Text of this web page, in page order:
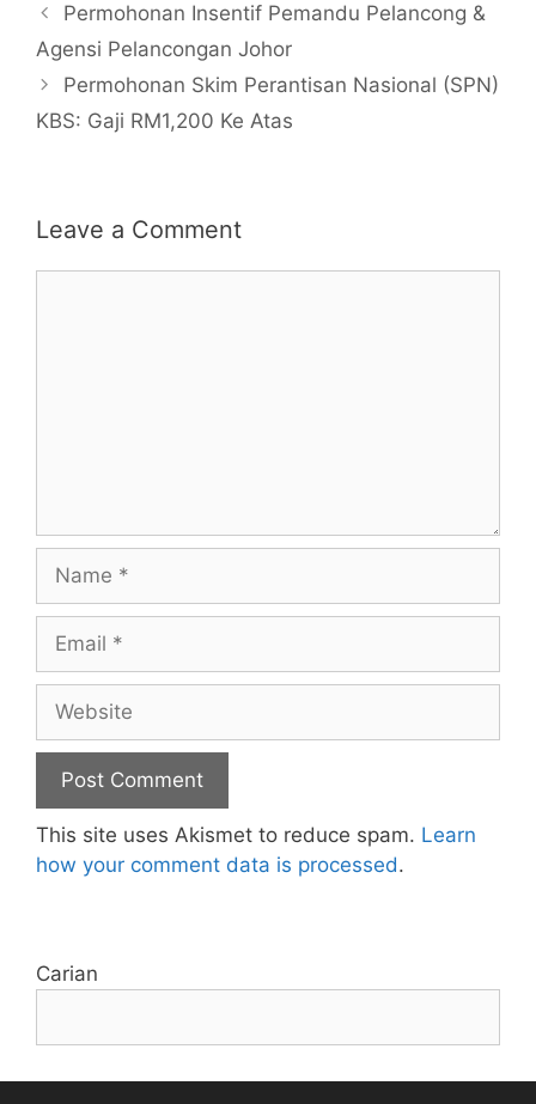
Permohonan Insentif Pemandu Pelancong &
Agensi Pelancongan Johor
Permohonan Skim Perantisan Nasional (SPN)
KBS: Gaji RM1,200 Ke Atas
Leave a Comment
Name
Email
Website
This site uses Akismet to reduce spam. Learn
how your comment data is processed.
Carian